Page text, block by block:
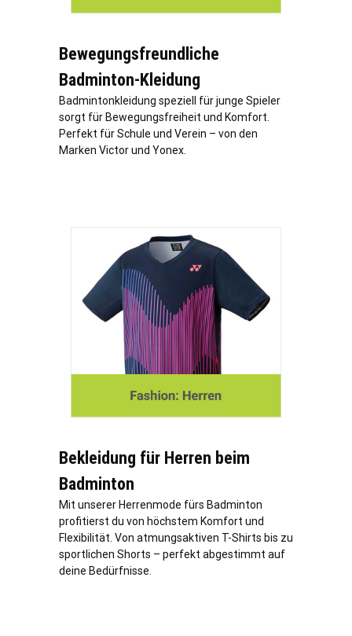
Bewegungsfreundliche
Badminton-Kleidung
Badmintonkleidung speziell für junge Spieler
sorgt für Bewegungsfreiheit und Komfort.
Perfekt für Schule und Verein – von den
Marken Victor und Yonex.
Bekleidung für Herren beim
Badminton
Mit unserer Herrenmode fürs Badminton
profitierst du von höchstem Komfort und
Flexibilität. Von atmungsaktiven T-Shirts bis zu
sportlichen Shorts – perfekt abgestimmt auf
deine Bedürfnisse.